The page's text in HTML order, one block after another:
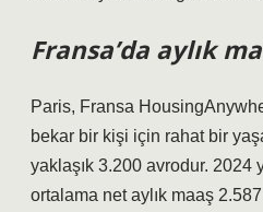
Fransa’da aylık
Paris, Fransa
bekar bir kişi için rahat bir
yaklaşık 3.200 avrodur. 2024
ortalama net aylık maaş